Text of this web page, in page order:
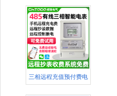
三相远程充值预付费电